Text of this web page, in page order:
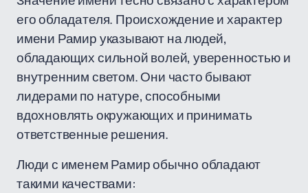
его обладателя. Происхождение и характер
имени Рамир указывают на людей,
обладающих сильной волей, уверенностью и
внутренним светом. Они часто бывают
лидерами по натуре, способными
вдохновлять окружающих и принимать
ответственные решения.
Люди с именем Рамир обычно обладают
такими качествами: